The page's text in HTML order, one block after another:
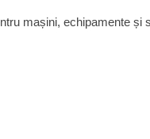
mașini, echipamente